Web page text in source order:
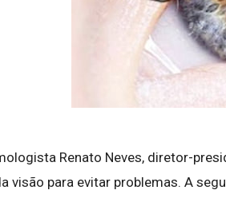
Renato Neves, diretor-
visão para evitar problemas. A